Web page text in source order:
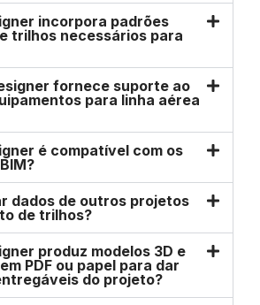
incorpora padrões
trilhos necessários para
fornece suporte ao
para linha aérea
é compatível com os
dados de outros projetos
de trilhos?
produz modelos 3D e
PDF ou papel para dar
do projeto?